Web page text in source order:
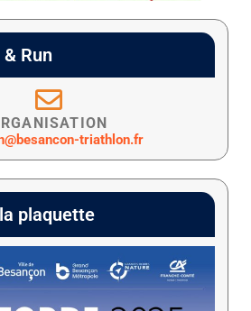
Run
triathlon.fr
plaquette